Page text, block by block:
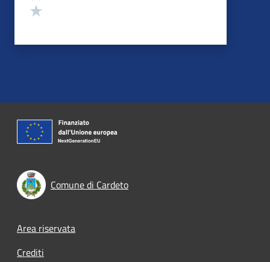
Comune di Cardeto
Footer menu
Area riservata
Crediti